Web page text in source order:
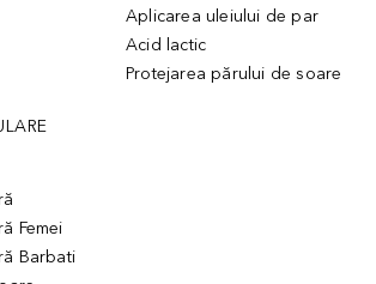
Aplicarea uleiului de par
Acid lactic
Protejarea părului de soare
Femei
Barbati